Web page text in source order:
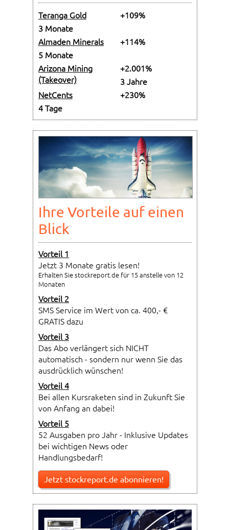
Teranga Gold
+109%
3 Monate
Almaden Minerals
+114%
5 Monate
Arizona Mining
(Takeover)
+2.001%
3 Jahre
NetCents
+230%
4 Tage
Ihre Vorteile auf einen
Blick
Vorteil 1
Jetzt 3 Monate gratis lesen!
Erhalten Sie stockreport.de für 15 anstelle von 12
Monaten
Vorteil 2
SMS Service im Wert von ca. 400,- €
GRATIS dazu
Vorteil 3
Das Abo verlängert sich NICHT
automatisch - sondern nur wenn Sie das
ausdrücklich wünschen!
Vorteil 4
Bei allen Kursraketen sind in Zukunft Sie
von Anfang an dabei!
Vorteil 5
52 Ausgaben pro Jahr - Inklusive Updates
bei wichtigen News oder
Handlungsbedarf!
Jetzt stockreport.de abonnieren!